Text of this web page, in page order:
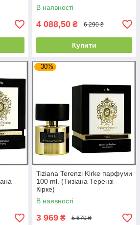
В наявності
4 088,50 ₴ 6 290 ₴
Купити
–30%
Tiziana Terenzi Kirke парфуми
100 ml. (Тизіана Терензі
Кірке)
В наявності
3 969 ₴ 5 670 ₴